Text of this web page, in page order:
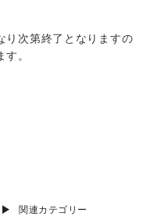
り次第終了となりますの
。
関連カテゴリー